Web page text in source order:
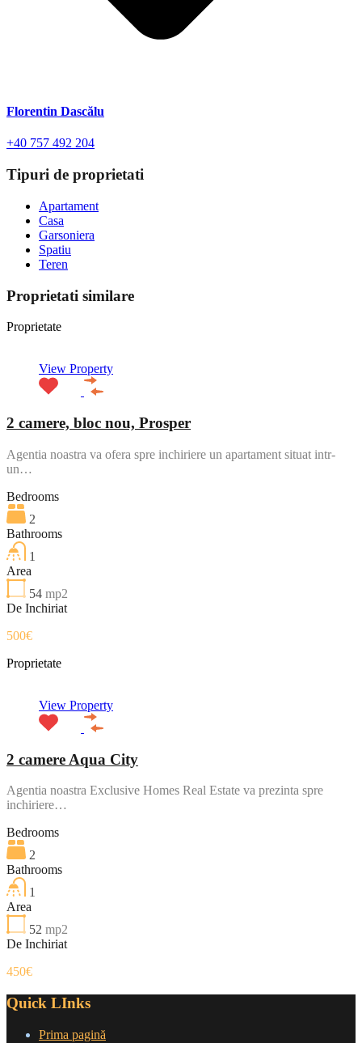
Florentin Dascălu
+40 757 492 204
Tipuri de proprietati
Apartament
Casa
Garsoniera
Spatiu
Teren
Proprietati similare
Proprietate
View Property
2 camere, bloc nou, Prosper
Agentia noastra va ofera spre inchiriere un apartament situat intr-
un…
Bedrooms
2
Bathrooms
1
Area
54 mp2
De Inchiriat
500€
Proprietate
View Property
2 camere Aqua City
Agentia noastra Exclusive Homes Real Estate va prezinta spre
inchiriere…
Bedrooms
2
Bathrooms
1
Area
52 mp2
De Inchiriat
450€
Quick LInks
Prima pagină